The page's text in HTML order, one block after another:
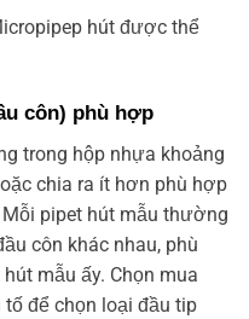
hút được thể
côn) phù hợp
trong hộp nhựa khoảng
chia ra ít hơn phù hợp
pipet hút mẫu thường
côn khác nhau, phù
mẫu ấy. Chọn mua
để chọn loại đầu tip